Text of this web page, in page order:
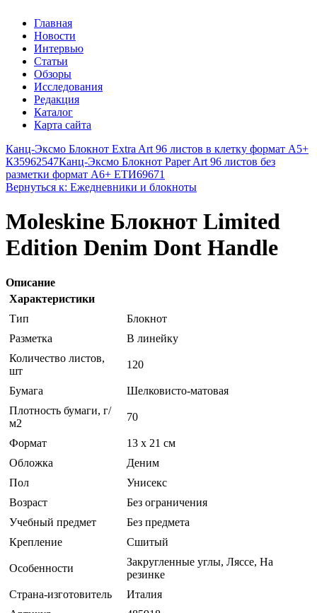
Главная
Новости
Интервью
Статьи
Обзоры
Исследования
Редакция
Каталог
Карта сайта
Канц-Эксмо Блокнот Extra Art 96 листов в клетку формат А5+
КЗ5962547Канц-Эксмо Блокнот Paper Art 96 листов без
разметки формат А6+ ЕТИ69671
Вернуться к: Ежедневники и блокноты
Moleskine Блокнот Limited
Edition Denim Dont Handle
Описание
Характеристики
Тип
Блокнот
Разметка
В линейку
Количество листов,
шт
120
Бумага
Шелковисто-матовая
Плотность бумаги, г/
м2
70
Формат
13 x 21 см
Обложка
Деним
Пол
Унисекс
Возраст
Без ограничения
Учебный предмет
Без предмета
Крепление
Сшитый
Особенности
Закругленные углы, Ляссе, На
резинке
Страна-изготовитель
Италия